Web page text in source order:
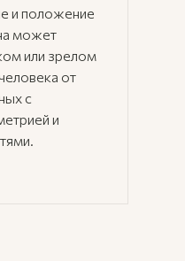
и положение
может
или зрелом
от
с
и